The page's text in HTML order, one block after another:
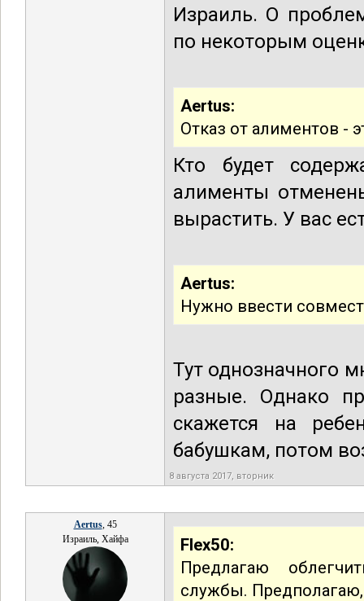
Израиль. О
по некоторым
Aertus:
Отказ от алиментов
Кто будет
алименты
вырастить. У вас
Aertus:
Нужно ввести
Тут однозначного
разные. Однако
скажется на
бабушкам, потом
8 августа 2017, вторник
Aertus, 45
Израиль, Хайфа
Flex50:
Предлагаю
службы.